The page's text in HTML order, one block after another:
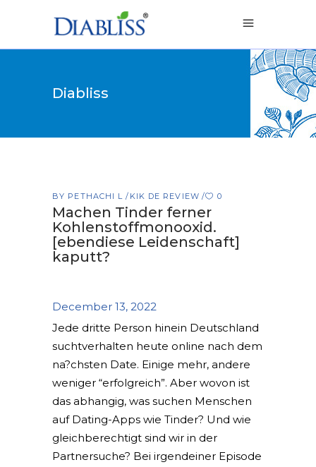
Diabliss
BY PETHACHI L KIK DE REVIEW 0
Machen Tinder ferner
Kohlenstoffmonooxid.
[ebendiese Leidenschaft]
kaputt?
December 13, 2022
Jede dritte Person hinein Deutschland
suchtverhalten heute online nach dem
na?chsten Date. Einige mehr, andere
weniger “erfolgreich”. Aber wovon ist
das abhangig, was suchen Menschen
auf Dating-Apps wie Tinder? Und wie
gleichberechtigt sind wir in der
Partnersuche? Bei irgendeiner Episode